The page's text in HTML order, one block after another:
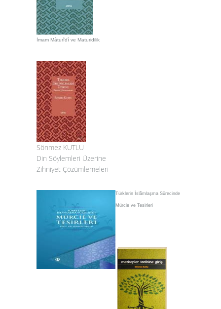
İmam Mâturîdî ve Maturidilik
Sönmez KUTLU
Din Söylemleri Üzerine
Zihniyet Çözümlemeleri
Türklerin İslâmlaşma Sürecinde
Mürcie ve Tesirleri